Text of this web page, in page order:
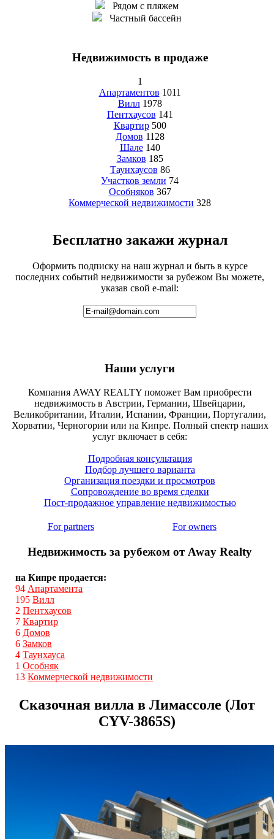
Рядом с пляжем
Частный бассейн
Недвижимость в продаже
1
Апартаментов 1011
Вилл 1978
Пентхаусов 141
Квартир 500
Домов 1128
Шале 140
Замков 185
Таунхаусов 86
Участков земли 74
Особняков 367
Коммерческой недвижимости 328
Бесплатно закажи журнал
Оформить подписку на наш журнал и быть в курсе
последних событий недвижимости за рубежом Вы можете,
указав свой e-mail:
Наши услуги
Компания AWAY REALTY поможет Вам приобрести
недвижимость в Австрии, Германии, Швейцарии,
Великобритании, Италии, Испании, Франции, Португалии,
Хорватии, Черногории или на Кипре. Полный спектр наших
услуг включает в себя:
Подробная консультация
Подбор лучшего варианта
Организация поездки и просмотров
Сопровождение во время сделки
Пост-продажное управление недвижимостью
For partners For owners
Недвижимость за рубежом от Away Realty
на Кипре продается:
94 Апартамента
195 Вилл
2 Пентхаусов
7 Квартир
6 Домов
6 Замков
4 Таунхауса
1 Особняк
13 Коммерческой недвижимости
Сказочная вилла в Лимассоле (Лот
CYV-3865S)